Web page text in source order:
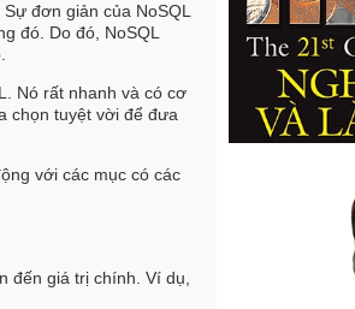
đơn giản của NoSQL
đó. Do đó, NoSQL
Nó rất nhanh và có cơ
chọn tuyệt vời để đưa
với các mục có các
đến giá trị chính. Ví dụ,